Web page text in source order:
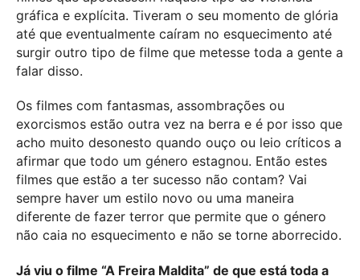
gráfica e explícita. Tiveram o seu momento de glória
até que eventualmente caíram no esquecimento até
surgir outro tipo de filme que metesse toda a gente a
falar disso.
Os filmes com fantasmas, assombrações ou
exorcismos estão outra vez na berra e é por isso que
acho muito desonesto quando ouço ou leio críticos a
afirmar que todo um género estagnou. Então estes
filmes que estão a ter sucesso não contam? Vai
sempre haver um estilo novo ou uma maneira
diferente de fazer terror que permite que o género
não caia no esquecimento e não se torne aborrecido.
Já viu o filme “A Freira Maldita” de que está toda a